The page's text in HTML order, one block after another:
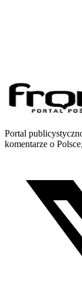
Portal
komentarze o